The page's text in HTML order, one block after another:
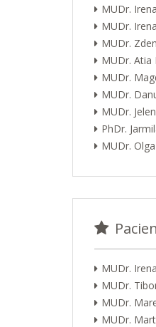
MUDr.
MUDr.
MUDr.
MUDr. Atia
MUDr.
MUDr.
MUDr.
PhDr.
MUDr.
MUDr.
MUDr.
MUDr.
MUDr.